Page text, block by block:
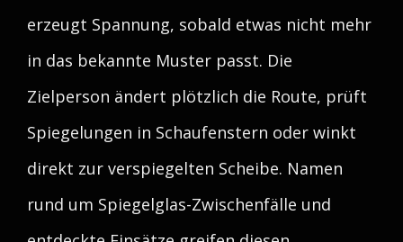
erzeugt Spannung, sobald etwas nicht mehr
in das bekannte Muster passt. Die
Zielperson ändert plötzlich die Route, prüft
Spiegelungen in Schaufenstern oder winkt
direkt zur verspiegelten Scheibe. Namen
rund um Spiegelglas-Zwischenfälle und